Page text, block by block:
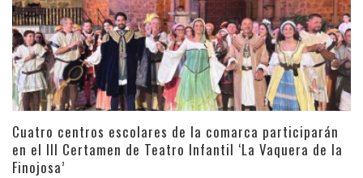
Cuatro centros escolares de la comarca participarán
en el III Certamen de Teatro Infantil ‘La Vaquera de la
Finojosa’